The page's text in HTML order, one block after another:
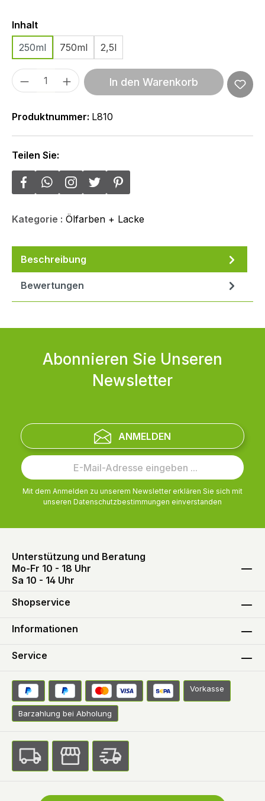
InhaltAuswählen
250ml
750ml 2,5l
Produkt Anzahl: Gib den gewünschten
In den Warenkorb
Produktnummer: L810
Teilen Sie:
Kategorie : Ölfarben + Lacke
Beschreibung
Bewertungen
Abonnieren Sie Unseren
Newsletter
ANMELDEN
Mit dem Anmelden zu unserem Newsletter erklären Sie sich mit
unseren Datenschutzbestimmungen einverstanden
Unterstützung und Beratung
Mo-Fr 10 - 18 Uhr
Sa 10 - 14 Uhr
Shopservice
Informationen
Service
Vorkasse
Barzahlung bei Abholung